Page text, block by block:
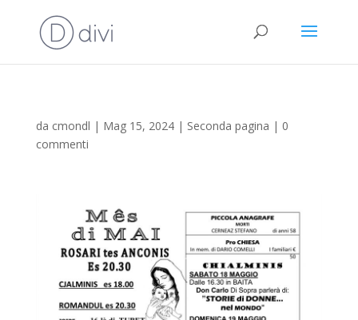
da cmondl | Mag 15, 2024| Seconda pagina | 0
commenti